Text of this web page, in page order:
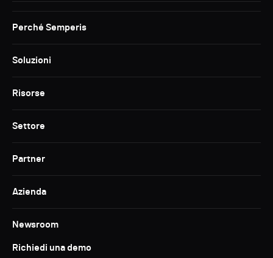
Perché Semperis
Soluzioni
Risorse
Settore
Partner
Azienda
Newsroom
Richiedi una demo